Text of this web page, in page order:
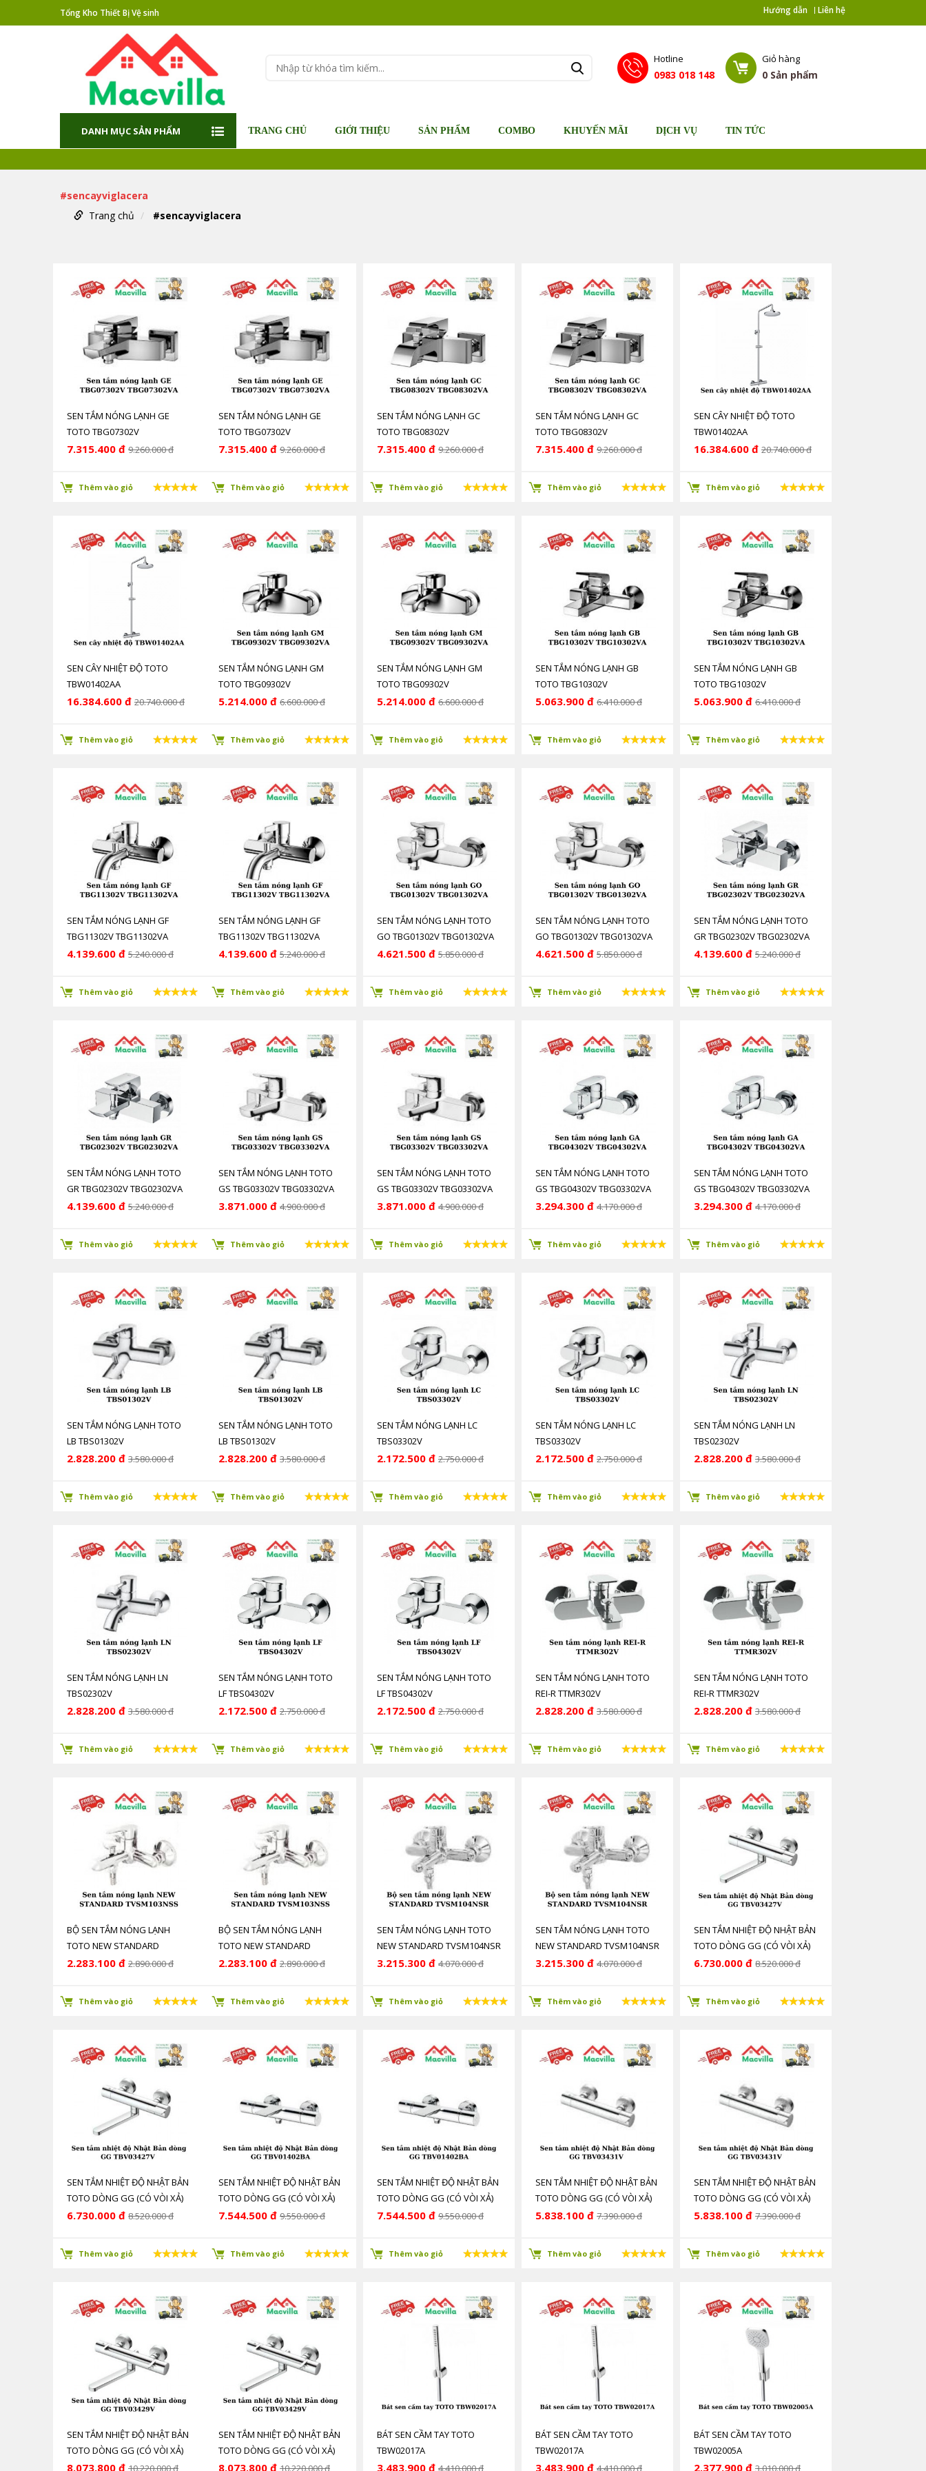
Tổng Kho Thiết Bị Vệ sinh Hướng dẫn Liên hệ
Hotline
0983 018 148
Giỏ hàng
0 Sản phẩm
DANH MỤC SẢN PHẨM TRANG CHỦ GIỚI THIỆU SẢN PHẨM COMBO KHUYẾN MÃI DỊCH VỤ TIN TỨC
#sencayviglacera
Trang chủ
#sencayviglacera
SEN TẮM NÓNG LẠNH GE
TOTO TBG07302V
TBG07302VA
7.315.400 đ 9.260.000 đ
Thêm vào giỏ
SEN TẮM NÓNG LẠNH GE
TOTO TBG07302V
TBG07302VA
7.315.400 đ 9.260.000 đ
Thêm vào giỏ
SEN TẮM NÓNG LẠNH GC
TOTO TBG08302V
TBG08302VA
7.315.400 đ 9.260.000 đ
Thêm vào giỏ
SEN TẮM NÓNG LẠNH GC
TOTO TBG08302V
TBG08302VA
7.315.400 đ 9.260.000 đ
Thêm vào giỏ
SEN CÂY NHIỆT ĐỘ TOTO
TBW01402AA
16.384.600 đ 20.740.000 đ
Thêm vào giỏ
SEN CÂY NHIỆT ĐỘ TOTO
TBW01402AA
16.384.600 đ 20.740.000 đ
Thêm vào giỏ
SEN TẮM NÓNG LẠNH GM
TOTO TBG09302V
TBG09302VA
5.214.000 đ 6.600.000 đ
Thêm vào giỏ
SEN TẮM NÓNG LẠNH GM
TOTO TBG09302V
TBG09302VA
5.214.000 đ 6.600.000 đ
Thêm vào giỏ
SEN TẮM NÓNG LẠNH GB
TOTO TBG10302V
TBG10302VA
5.063.900 đ 6.410.000 đ
Thêm vào giỏ
SEN TẮM NÓNG LẠNH GB
TOTO TBG10302V
TBG10302VA
5.063.900 đ 6.410.000 đ
Thêm vào giỏ
SEN TẮM NÓNG LẠNH GF
TBG11302V TBG11302VA
4.139.600 đ 5.240.000 đ
Thêm vào giỏ
SEN TẮM NÓNG LẠNH GF
TBG11302V TBG11302VA
4.139.600 đ 5.240.000 đ
Thêm vào giỏ
SEN TẮM NÓNG LẠNH TOTO
GO TBG01302V TBG01302VA
4.621.500 đ 5.850.000 đ
Thêm vào giỏ
SEN TẮM NÓNG LẠNH TOTO
GO TBG01302V TBG01302VA
4.621.500 đ 5.850.000 đ
Thêm vào giỏ
SEN TẮM NÓNG LẠNH TOTO
GR TBG02302V TBG02302VA
4.139.600 đ 5.240.000 đ
Thêm vào giỏ
SEN TẮM NÓNG LẠNH TOTO
GR TBG02302V TBG02302VA
4.139.600 đ 5.240.000 đ
Thêm vào giỏ
SEN TẮM NÓNG LẠNH TOTO
GS TBG03302V TBG03302VA
3.871.000 đ 4.900.000 đ
Thêm vào giỏ
SEN TẮM NÓNG LẠNH TOTO
GS TBG03302V TBG03302VA
3.871.000 đ 4.900.000 đ
Thêm vào giỏ
SEN TẮM NÓNG LẠNH TOTO
GS TBG04302V TBG03302VA
3.294.300 đ 4.170.000 đ
Thêm vào giỏ
SEN TẮM NÓNG LẠNH TOTO
GS TBG04302V TBG03302VA
3.294.300 đ 4.170.000 đ
Thêm vào giỏ
SEN TẮM NÓNG LẠNH TOTO
LB TBS01302V
2.828.200 đ 3.580.000 đ
Thêm vào giỏ
SEN TẮM NÓNG LẠNH TOTO
LB TBS01302V
2.828.200 đ 3.580.000 đ
Thêm vào giỏ
SEN TẮM NÓNG LẠNH LC
TBS03302V
2.172.500 đ 2.750.000 đ
Thêm vào giỏ
SEN TẮM NÓNG LẠNH LC
TBS03302V
2.172.500 đ 2.750.000 đ
Thêm vào giỏ
SEN TẮM NÓNG LẠNH LN
TBS02302V
2.828.200 đ 3.580.000 đ
Thêm vào giỏ
SEN TẮM NÓNG LẠNH LN
TBS02302V
2.828.200 đ 3.580.000 đ
Thêm vào giỏ
SEN TẮM NÓNG LẠNH TOTO
LF TBS04302V
2.172.500 đ 2.750.000 đ
Thêm vào giỏ
SEN TẮM NÓNG LẠNH TOTO
LF TBS04302V
2.172.500 đ 2.750.000 đ
Thêm vào giỏ
SEN TẮM NÓNG LẠNH TOTO
REI-R TTMR302V
2.828.200 đ 3.580.000 đ
Thêm vào giỏ
SEN TẮM NÓNG LẠNH TOTO
REI-R TTMR302V
2.828.200 đ 3.580.000 đ
Thêm vào giỏ
BỘ SEN TẮM NÓNG LẠNH
TOTO NEW STANDARD
TVSM103NSS
2.283.100 đ 2.890.000 đ
Thêm vào giỏ
BỘ SEN TẮM NÓNG LẠNH
TOTO NEW STANDARD
TVSM103NSS
2.283.100 đ 2.890.000 đ
Thêm vào giỏ
SEN TẮM NÓNG LẠNH TOTO
NEW STANDARD TVSM104NSR
3.215.300 đ 4.070.000 đ
Thêm vào giỏ
SEN TẮM NÓNG LẠNH TOTO
NEW STANDARD TVSM104NSR
3.215.300 đ 4.070.000 đ
Thêm vào giỏ
SEN TẮM NHIỆT ĐỘ NHẬT BẢN
TOTO DÒNG GG (CÓ VÒI XẢ)
CÔNG NGHỆ ỔN ĐỊNH NHIỆT
6.730.000 đ 8.520.000 đ
Thêm vào giỏ
SEN TẮM NHIỆT ĐỘ NHẬT BẢN
TOTO DÒNG GG (CÓ VÒI XẢ)
CÔNG NGHỆ ỔN ĐỊNH NHIỆT
6.730.000 đ 8.520.000 đ
Thêm vào giỏ
SEN TẮM NHIỆT ĐỘ NHẬT BẢN
TOTO DÒNG GG (CÓ VÒI XẢ)
CÔNG NGHỆ ỔN ĐỊNH NHIỆT
7.544.500 đ 9.550.000 đ
Thêm vào giỏ
SEN TẮM NHIỆT ĐỘ NHẬT BẢN
TOTO DÒNG GG (CÓ VÒI XẢ)
CÔNG NGHỆ ỔN ĐỊNH NHIỆT
7.544.500 đ 9.550.000 đ
Thêm vào giỏ
SEN TẮM NHIỆT ĐỘ NHẬT BẢN
TOTO DÒNG GG (CÓ VÒI XẢ)
CÔNG NGHỆ ỔN ĐỊNH NHIỆT
5.838.100 đ 7.390.000 đ
Thêm vào giỏ
SEN TẮM NHIỆT ĐỘ NHẬT BẢN
TOTO DÒNG GG (CÓ VÒI XẢ)
CÔNG NGHỆ ỔN ĐỊNH NHIỆT
5.838.100 đ 7.390.000 đ
Thêm vào giỏ
SEN TẮM NHIỆT ĐỘ NHẬT BẢN
TOTO DÒNG GG (CÓ VÒI XẢ)
CÔNG NGHỆ ỔN ĐỊNH NHIỆT
8.073.800 đ 10.220.000 đ
SEN TẮM NHIỆT ĐỘ NHẬT BẢN
TOTO DÒNG GG (CÓ VÒI XẢ)
CÔNG NGHỆ ỔN ĐỊNH NHIỆT
8.073.800 đ 10.220.000 đ
BÁT SEN CẦM TAY TOTO
TBW02017A
3.483.900 đ 4.410.000 đ
BÁT SEN CẦM TAY TOTO
TBW02017A
3.483.900 đ 4.410.000 đ
BÁT SEN CẦM TAY TOTO
TBW02005A
2.377.900 đ 3.010.000 đ